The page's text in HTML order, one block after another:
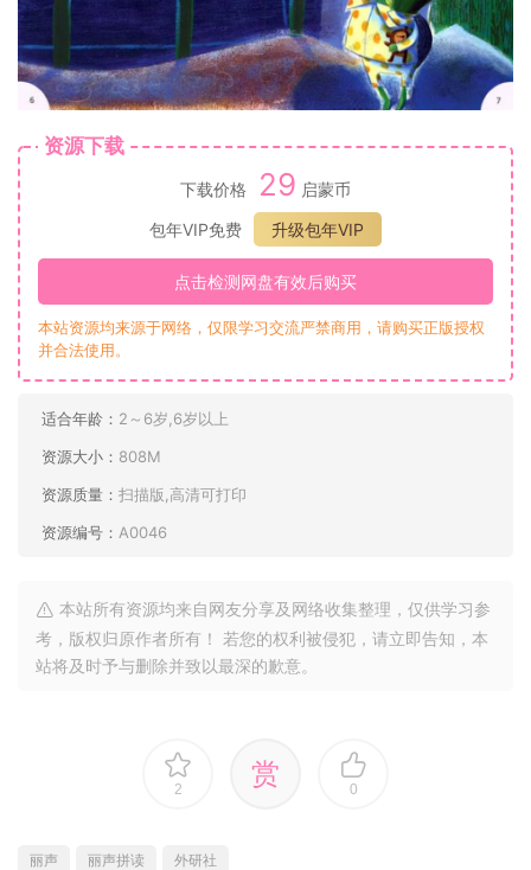
资源下载
下载价格 29 启蒙币
包年VIP免费
升级包年VIP
点击检测网盘有效后购买
本站资源均来源于网络，仅限学习交流严禁商用，请购买正版授权
并合法使用。
适合年龄： 2～6岁,6岁以上
资源大小： 808M
资源质量： 扫描版,高清可打印
资源编号： A0046
本站所有资源均来自网友分享及网络收集整理，仅供学习参
考，版权归原作者所有！ 若您的权利被侵犯，请立即告知，本
站将及时予与删除并致以最深的歉意。
2 赏 0
丽声 丽声拼读 外研社